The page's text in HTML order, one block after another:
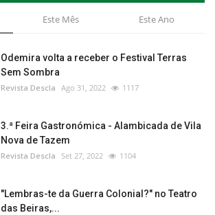
Este Mês Este Ano
Odemira volta a receber o Festival Terras
Sem Sombra
Revista Descla Ago 31, 2022 1117
3.ª Feira Gastronómica - Alambicada de Vila
Nova de Tazem
Revista Descla Set 27, 2022 1104
"Lembras-te da Guerra Colonial?" no Teatro
das Beiras,...